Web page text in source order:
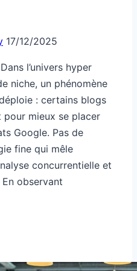
17/12/2025
l’univers hyper
niche, un phénomène
: certains blogs
pour mieux se placer
Google. Pas de
fine qui mêle
concurrentielle et
observant